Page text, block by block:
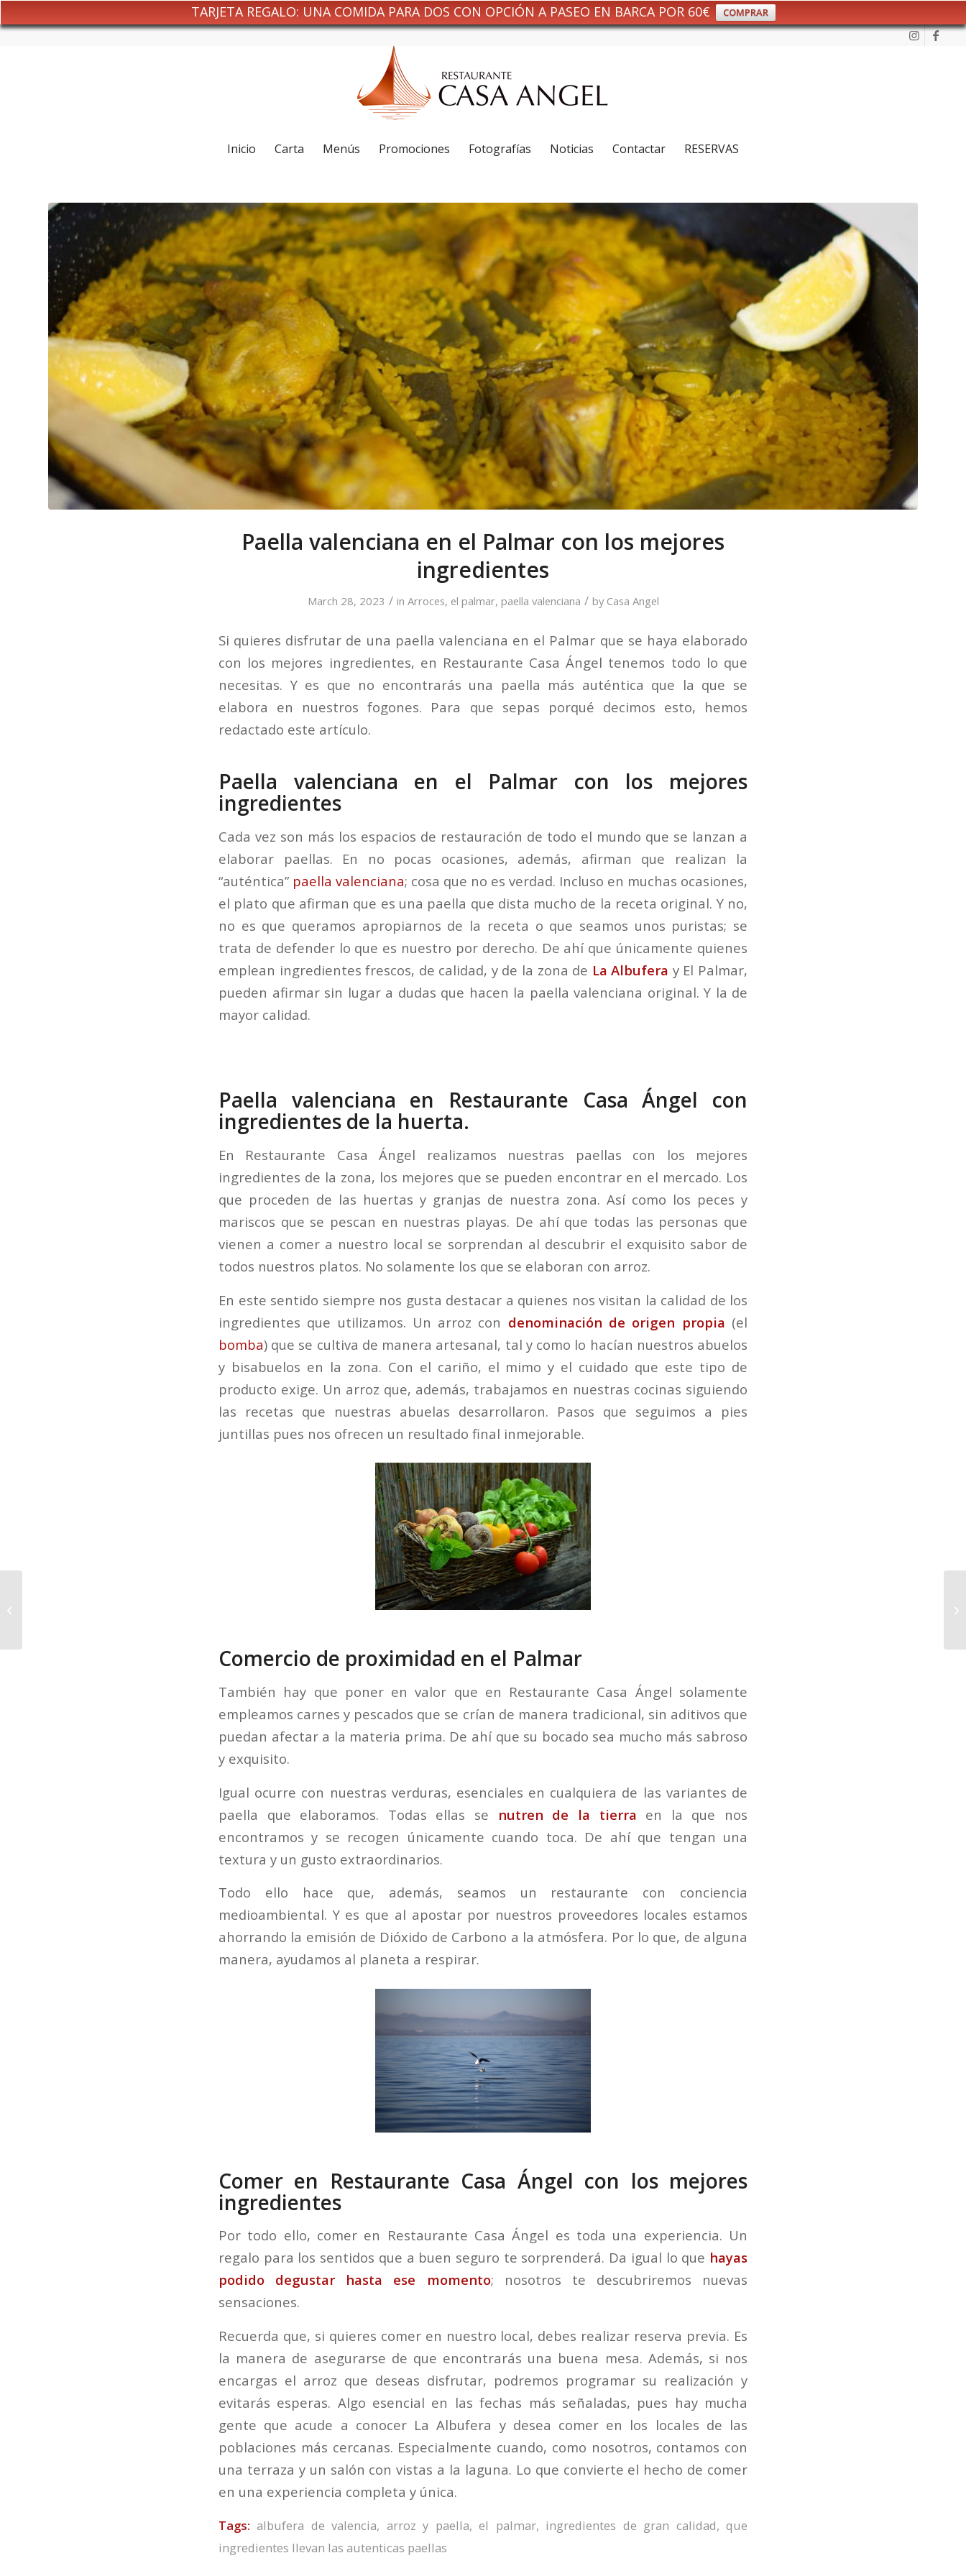
TARJETA REGALO: UNA COMIDA PARA DOS CON OPCIÓN A PASEO EN BARCA POR 60€ COMPRAR
Inicio Carta Menús Promociones Fotografías Noticias Contactar RESERVAS
Paella valenciana en el Palmar con los mejores
ingredientes
March 28, 2023 / in Arroces, el palmar, paella valenciana / by Casa Angel
Si quieres disfrutar de una paella valenciana en el Palmar que se haya elaborado
con los mejores ingredientes, en Restaurante Casa Ángel tenemos todo lo que
necesitas. Y es que no encontrarás una paella más auténtica que la que se
elabora en nuestros fogones. Para que sepas porqué decimos esto, hemos
redactado este artículo.
Paella valenciana en el Palmar con los mejores
ingredientes
Cada vez son más los espacios de restauración de todo el mundo que se lanzan a
elaborar paellas. En no pocas ocasiones, además, afirman que realizan la
“auténtica” paella valenciana; cosa que no es verdad. Incluso en muchas ocasiones,
el plato que afirman que es una paella que dista mucho de la receta original. Y no,
no es que queramos apropiarnos de la receta o que seamos unos puristas; se
trata de defender lo que es nuestro por derecho. De ahí que únicamente quienes
emplean ingredientes frescos, de calidad, y de la zona de La Albufera y El Palmar,
pueden afirmar sin lugar a dudas que hacen la paella valenciana original. Y la de
mayor calidad.
Paella valenciana en Restaurante Casa Ángel con
ingredientes de la huerta.
En Restaurante Casa Ángel realizamos nuestras paellas con los mejores
ingredientes de la zona, los mejores que se pueden encontrar en el mercado. Los
que proceden de las huertas y granjas de nuestra zona. Así como los peces y
mariscos que se pescan en nuestras playas. De ahí que todas las personas que
vienen a comer a nuestro local se sorprendan al descubrir el exquisito sabor de
todos nuestros platos. No solamente los que se elaboran con arroz.
En este sentido siempre nos gusta destacar a quienes nos visitan la calidad de los
ingredientes que utilizamos. Un arroz con denominación de origen propia (el
bomba) que se cultiva de manera artesanal, tal y como lo hacían nuestros abuelos
y bisabuelos en la zona. Con el cariño, el mimo y el cuidado que este tipo de
producto exige. Un arroz que, además, trabajamos en nuestras cocinas siguiendo
las recetas que nuestras abuelas desarrollaron. Pasos que seguimos a pies
juntillas pues nos ofrecen un resultado final inmejorable.
Comercio de proximidad en el Palmar
También hay que poner en valor que en Restaurante Casa Ángel solamente
empleamos carnes y pescados que se crían de manera tradicional, sin aditivos que
puedan afectar a la materia prima. De ahí que su bocado sea mucho más sabroso
y exquisito.
Igual ocurre con nuestras verduras, esenciales en cualquiera de las variantes de
paella que elaboramos. Todas ellas se nutren de la tierra en la que nos
encontramos y se recogen únicamente cuando toca. De ahí que tengan una
textura y un gusto extraordinarios.
Todo ello hace que, además, seamos un restaurante con conciencia
medioambiental. Y es que al apostar por nuestros proveedores locales estamos
ahorrando la emisión de Dióxido de Carbono a la atmósfera. Por lo que, de alguna
manera, ayudamos al planeta a respirar.
Comer en Restaurante Casa Ángel con los mejores
ingredientes
Por todo ello, comer en Restaurante Casa Ángel es toda una experiencia. Un
regalo para los sentidos que a buen seguro te sorprenderá. Da igual lo que hayas
podido degustar hasta ese momento; nosotros te descubriremos nuevas
sensaciones.
Recuerda que, si quieres comer en nuestro local, debes realizar reserva previa. Es
la manera de asegurarse de que encontrarás una buena mesa. Además, si nos
encargas el arroz que deseas disfrutar, podremos programar su realización y
evitarás esperas. Algo esencial en las fechas más señaladas, pues hay mucha
gente que acude a conocer La Albufera y desea comer en los locales de las
poblaciones más cercanas. Especialmente cuando, como nosotros, contamos con
una terraza y un salón con vistas a la laguna. Lo que convierte el hecho de comer
en una experiencia completa y única.
Tags: albufera de valencia, arroz y paella,el palmar, ingredientes de gran calidad,que
ingredientes llevan las autenticas paellas